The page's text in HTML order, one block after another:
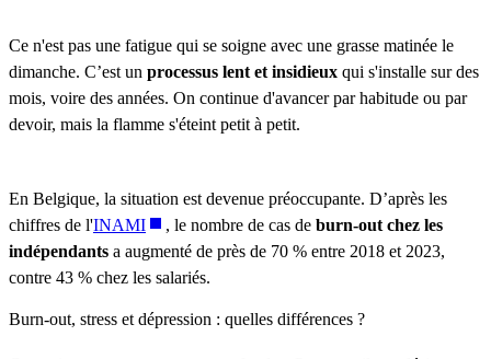
Ce n'est pas une fatigue qui se soigne avec une grasse matinée le
dimanche. C’est un processus lent et insidieux qui s'installe sur des
mois, voire des années. On continue d'avancer par habitude ou par
devoir, mais la flamme s'éteint petit à petit.
En Belgique, la situation est devenue préoccupante. D’après les
chiffres de l'INAMI , le nombre de cas de burn-out chez les
indépendants a augmenté de près de 70 % entre 2018 et 2023,
contre 43 % chez les salariés.
Burn-out, stress et dépression : quelles différences ?